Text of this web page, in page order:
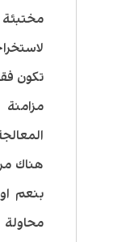
تكون
هناك
بنعم
محاولة